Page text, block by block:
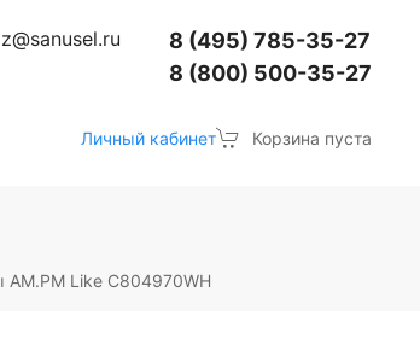
8 (495) 785-35-27
8 (800) 500-35-27
Личный кабинет Корзина пуста
Like C804970WH